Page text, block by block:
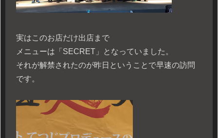
実はこのお店だけ出店まで
メニューは「SECRET」となっていました。
それが解禁されたのが昨日ということで早速の訪問
です。